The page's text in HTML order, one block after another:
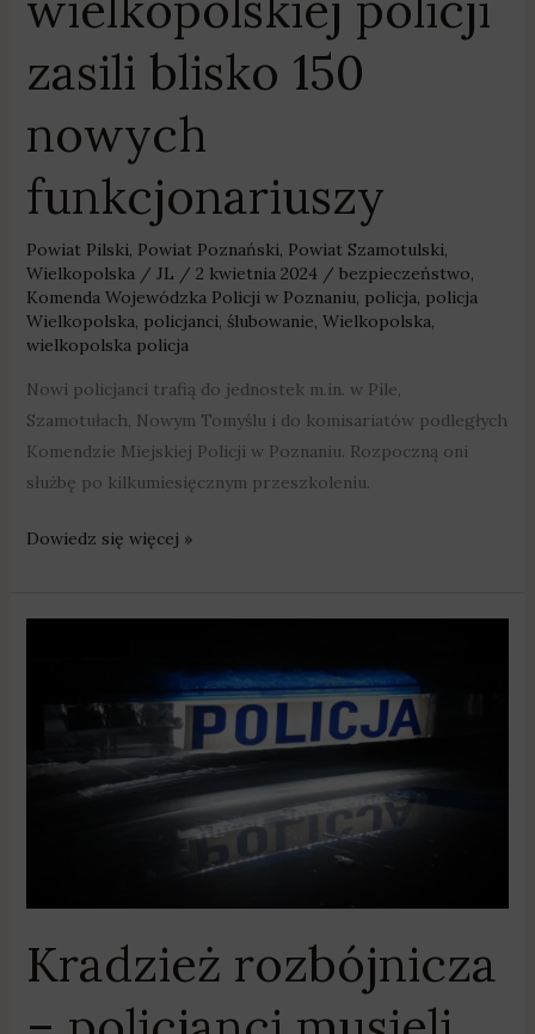
zasili blisko 150
nowych
funkcjonariuszy
Powiat Pilski, Powiat Poznański, Powiat Szamotulski,
Wielkopolska/ JL / 2 kwietnia 2024 / bezpieczeństwo,
Komenda Wojewódzka Policji w Poznaniu, policja, policja
Wielkopolska, policjanci, ślubowanie, Wielkopolska,
wielkopolska policja
Nowi policjanci trafią do jednostek m.in. w Pile,
Szamotułach, Nowym Tomyślu i do komisariatów podległych
Komendzie Miejskiej Policji w Poznaniu. Rozpoczną oni
służbę po kilkumiesięcznym przeszkoleniu.
Dowiedz się więcej »
Kradzież rozbójnicza
musieli